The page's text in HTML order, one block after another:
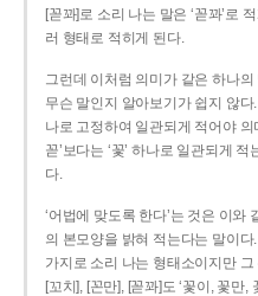
[꼳꽈]로 소리 나는 말은 ‘꼳꽈’로
러 형태로 적히게 된다.
그런데 이처럼 의미가 같은 하나
무슨 말인지 알아보기가 쉽지 않
나로 고정하여 일관되게 적어야 의
꼳’보다는 ‘꽃’ 하나로 일관되게
다.
‘어법에 맞도록 한다’는 것은 이와
의 본모양을 밝혀 적는다는 말이다.
가지로 소리 나는 형태소이지만 그
[꼬치], [꼰만], [꼳꽈]도 ‘꽃이, 꽃만,